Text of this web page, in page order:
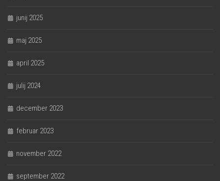
junij 2025
maj 2025
april 2025
julij 2024
december 2023
februar 2023
november 2022
september 2022